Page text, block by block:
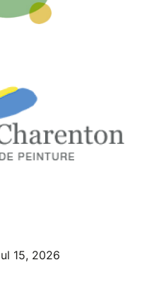
15, 2026